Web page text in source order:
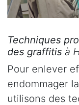
Techniques
des graffitis à
Pour enlever
endommager
utilisons des